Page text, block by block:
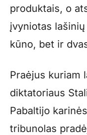
produktais, o
įvyniotas
kūno, bet ir
Praėjus kuriam
diktatoriaus
Pabaltijo
tribunolas